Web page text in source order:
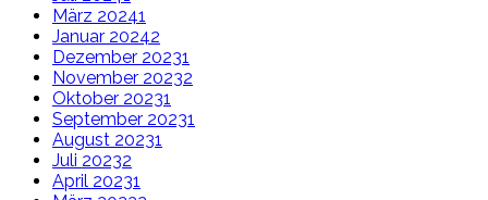
März 20241
Januar 20242
Dezember 20231
November 20232
Oktober 20231
September 20231
August 20231
Juli 20232
April 20231